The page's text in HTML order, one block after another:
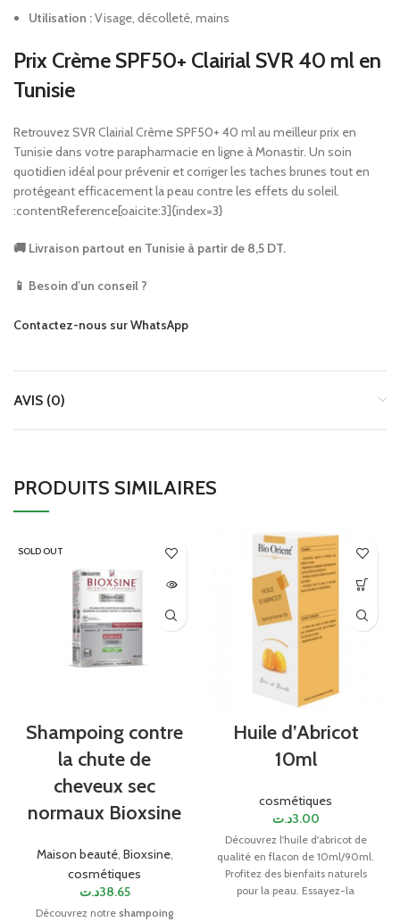
Utilisation :Visage, décolleté, mains
Prix Crème SPF50+ Clairial SVR 40 ml en
Tunisie
Retrouvez SVR Clairial Crème SPF50+ 40 ml au meilleur prix en
Tunisie dans votre parapharmacie en ligne à Monastir. Un soin
quotidien idéal pour prévenir et corriger les taches brunes tout en
protégeant efficacement la peau contre les effets du soleil.
:contentReference[oaicite:3]{index=3}
🚚 Livraison partout en Tunisie à partir de 8,5 DT.
📱 Besoin d’un conseil ?
Contactez-nous sur WhatsApp
AVIS (0)
PRODUITS SIMILAIRES
SOLD OUT
Shampoing contre
la chute de
cheveux sec
normaux Bioxsine
Maison beauté, Bioxsine,
cosmétiques
38.65د.ت
Découvrez notre shampoing
Huile d’Abricot
10ml
cosmétiques
3.00د.ت
Découvrez l'huile d'abricot de
qualité en flacon de 10ml/90ml.
Profitez des bienfaits naturels
pour la peau. Essayez-la